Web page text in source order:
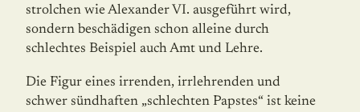
strolchen wie Alexander VI. ausgeführt wird,
sondern beschädigen schon alleine durch
schlechtes Beispiel auch Amt und Lehre.
Die Figur eines irrenden, irrlehrenden und
schwer sündhaften „schlechten Papstes“ ist keine